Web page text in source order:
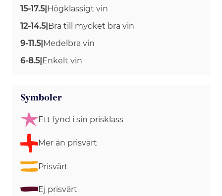
15-17.5|Högklassigt vin
12-14.5|Bra till mycket bra vin
9-11.5|Medelbra vin
6-8.5|Enkelt vin
Symboler
Ett fynd i sin prisklass
Mer än prisvärt
Prisvärt
Ej prisvärt